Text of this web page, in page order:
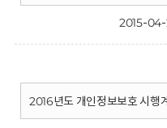
2015-
2016년도 개인정보보호 시행